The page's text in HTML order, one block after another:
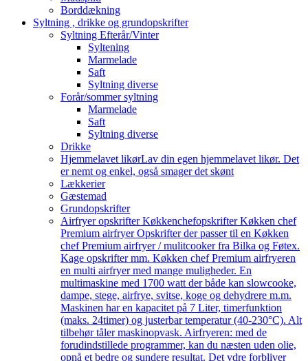
Borddækning
Syltning , drikke og grundopskrifter
Syltning Efterår/Vinter
Syltening
Marmelade
Saft
Syltning diverse
Forår/sommer syltning
Marmelade
Saft
Syltning diverse
Drikke
Hjemmelavet likørLav din egen hjemmelavet likør. Det
er nemt og enkel, også smager det skønt
Lækkerier
Gæstemad
Grundopskrifter
Airfryer opskrifter Køkkenchefopskrifter Køkken chef
Premium airfryer Opskrifter der passer til en Køkken
chef Premium airfryer / mulitcooker fra Bilka og Føtex.
Kage opskrifter mm. Køkken chef Premium airfryeren
en multi airfryer med mange muligheder. En
multimaskine med 1700 watt der både kan slowcooke,
dampe, stege, airfrye, svitse, koge og dehydrere m.m.
Maskinen har en kapacitet på 7 Liter, timerfunktion
(maks. 24timer) og justerbar temperatur (40-230°C). Alt
tilbehør tåler maskinopvask. Airfryeren: med de
forudindstillede programmer, kan du næsten uden olie,
opnå et bedre og sundere resultat. Det ydre forbliver